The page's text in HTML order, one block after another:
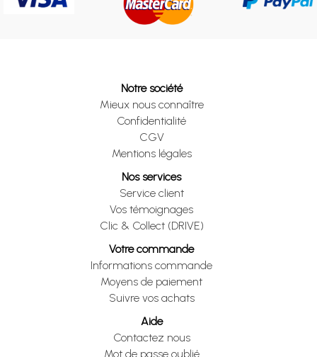
Notre société
Mieux nous connaître
Confidentialité
CGV
Mentions légales
Nos services
Service client
Vos témoignages
Clic & Collect (DRIVE)
Votre commande
Informations commande
Moyens de paiement
Suivre vos achats
Aide
Contactez nous
Mot de passe oublié